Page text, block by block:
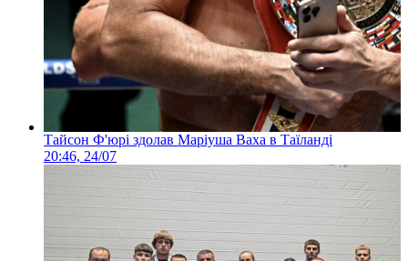
Тайсон Ф'юрі здолав Маріуша Ваха в Таїланді
20:46, 24/07